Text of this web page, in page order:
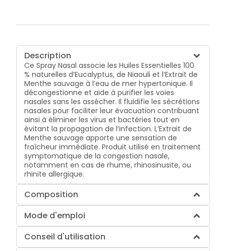
Description
Ce Spray Nasal associe les Huiles Essentielles 100
% naturelles d’Eucalyptus, de Niaouli et l’Extrait de
Menthe sauvage à l’eau de mer hypertonique. Il
décongestionne et aide à purifier les voies
nasales sans les assécher. Il fluidifie les sécrétions
nasales pour faciliter leur évacuation contribuant
ainsi à éliminer les virus et bactéries tout en
évitant la propagation de l’infection. L’Extrait de
Menthe sauvage apporte une sensation de
fraîcheur immédiate. Produit utilisé en traitement
symptomatique de la congestion nasale,
notamment en cas de rhume, rhinosinusite, ou
rhinite allergique.
Composition
Mode d'emploi
Conseil d'utilisation